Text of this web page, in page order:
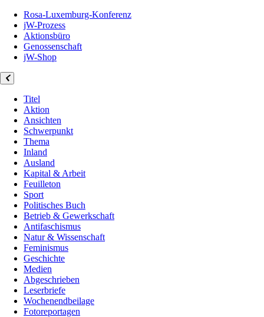
Rosa-Luxemburg-Konferenz
jW-Prozess
Aktionsbüro
Genossenschaft
jW-Shop
Titel
Aktion
Ansichten
Schwerpunkt
Thema
Inland
Ausland
Kapital & Arbeit
Feuilleton
Sport
Politisches Buch
Betrieb & Gewerkschaft
Antifaschismus
Natur & Wissenschaft
Feminismus
Geschichte
Medien
Abgeschrieben
Leserbriefe
Wochenendbeilage
Fotoreportagen